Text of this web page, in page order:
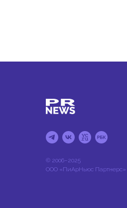
© 2006–2025
ООО «ПиАрНьюс Партнерс»